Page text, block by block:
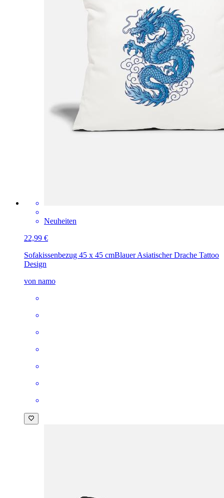
Neuheiten
22,99 €
Sofakissenbezug 45 x 45 cmBlauer Asiatischer Drache Tattoo
Design
von namo